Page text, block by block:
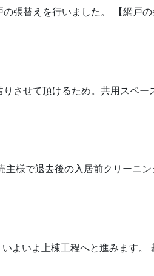
張替えを行いました。 【網戸
させて頂けるため。共用スペ
様で退去後の入居前クリーニ
いよ上棟工程へと進みます。